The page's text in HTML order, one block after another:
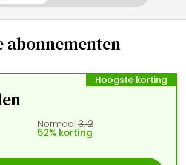
abonnementen
Hoogste korting
Normaal 3,12
52% korting